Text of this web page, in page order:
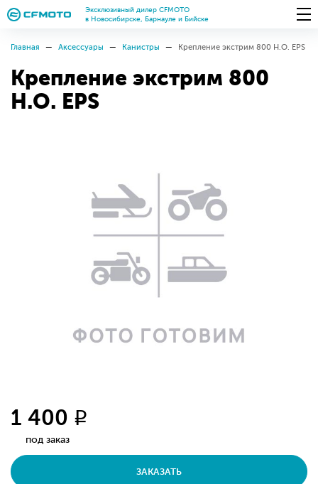
Эксклюзивный дилер CFMOTO
в Новосибирске, Барнауле и Бийске
Главная Аксессуары Канистры Крепление экстрим 800 H.O. EPS
Крепление экстрим 800
H.O. EPS
1 400 q
под заказ
ЗАКАЗАТЬ